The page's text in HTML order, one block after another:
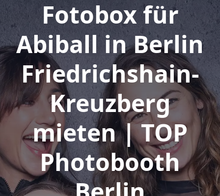
Fotobox für
Abiball in Berlin
Friedrichshain-
Kreuzberg
mieten | TOP
Photobooth